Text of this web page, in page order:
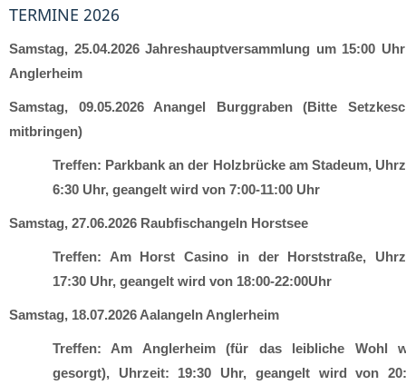
TERMINE 2026
Samstag, 25.04.2026 Jahreshauptversammlung um 15:00
Anglerheim
Samstag, 09.05.2026 Anangel Burggraben (Bitte
mitbringen)
Treffen: Parkbank an der Holzbrücke am Stadeum,
6:30 Uhr, geangelt wird von 7:00-11:00 Uhr
Samstag, 27.06.2026 Raubfischangeln Horstsee
Treffen: Am Horst Casino in der Horststraße,
17:30 Uhr, geangelt wird von 18:00-22:00Uhr
Samstag, 18.07.2026 Aalangeln Anglerheim
Treffen: Am Anglerheim (für das leibliche Wohl
gesorgt), Uhrzeit: 19:30 Uhr, geangelt wird von